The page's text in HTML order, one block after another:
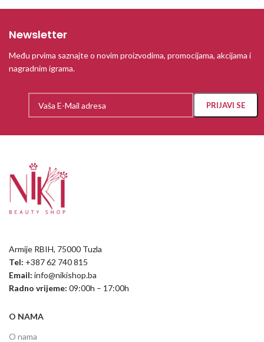
Newsletter
Među prvima saznajte o novim proizvodima, promocijama, akcijama i
nagradnim igrama.
Armije RBIH, 75000 Tuzla
Tel: +387 62 740 815
Email: info@nikishop.ba
Radno vrijeme: 09:00h – 17:00h
O NAMA
O nama